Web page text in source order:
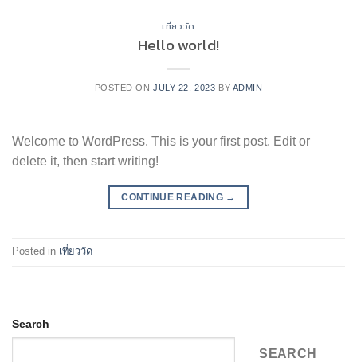
เที่ยววัด
Hello world!
POSTED ONJULY 22, 2023 BY ADMIN
Welcome to WordPress. This is your first post. Edit or
delete it, then start writing!
CONTINUE READING →
Posted in เที่ยววัด
Search
SEARCH